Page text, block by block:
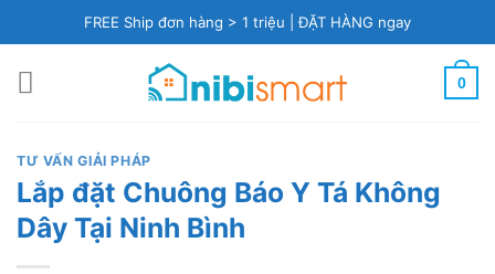
to
content
FREE Ship đơn hàng > 1 triệu |ĐẶT HÀNG ngay
0
TƯ VẤN GIẢI PHÁP
Lắp đặt Chuông Báo Y Tá Không
Dây Tại Ninh Bình